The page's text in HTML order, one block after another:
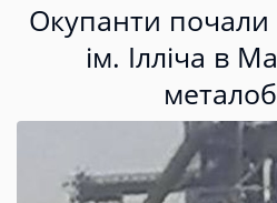
Окупанти
ім. Ілліча в